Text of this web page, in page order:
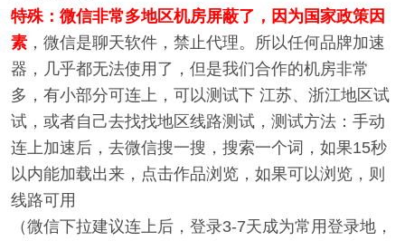
特殊：微信非常多地区机房屏蔽了，因为国家政策因
素 ，微信是聊天软件，禁止代理。所以任何品牌加速
器，几乎都无法使用了，但是我们合作的机房非常
多，有小部分可连上，可以测试下 江苏、浙江地区试
试，或者自己去找找地区线路测试，测试方法：手动
连上加速后，去微信搜一搜，搜索一个词，如果15秒
以内能加载出来，点击作品浏览，如果可以浏览，则
线路可用
（微信下拉建议连上后，登录3-7天成为常用登录地，